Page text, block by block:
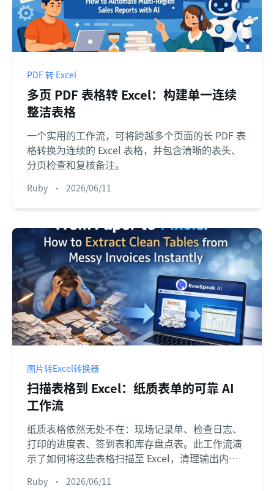
PDF 转 Excel
多页 PDF 表格转 Excel：构建单一连续
整洁表格
一个实用的工作流，可将跨越多个页面的长 PDF 表
格转换为连续的 Excel 表格，并包含清晰的表头、
分页检查和复核备注。
Ruby • 2026/06/11
图片转Excel转换器
扫描表格到 Excel：纸质表单的可靠 AI
工作流
纸质表格依然无处不在：现场记录单、检查日志、
打印的进度表、签到表和库存盘点表。此工作流演
示了如何将这些表格扫描至 Excel，清理输出内
Ruby • 2026/06/11